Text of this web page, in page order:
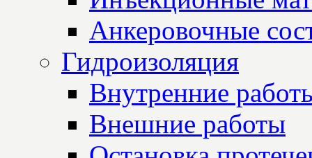
Анкеровочные
Гидроизоляция
Внутренние
Внешние работы